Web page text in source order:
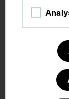
CC BY-NC-SA
Externe